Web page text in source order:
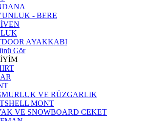
- BERE
AYAKKABI
Gör
VE RÜZGARLIK
MONT
VE SNOWBOARD CEKET